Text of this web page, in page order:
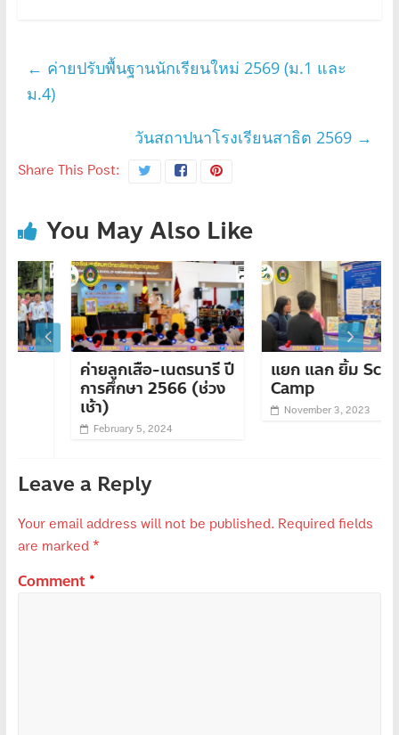
← ค่ายปรับพื้นฐานนักเรียนใหม่ 2569 (ม.1 และ
ม.4)
วันสถาปนาโรงเรียนสาธิต 2569 →
Share This Post:
You May Also Like
ค่ายลูกเสือ-เนตรนารี ปี
การศึกษา 2566 (ช่วง
February 5, 2024
แยก แลก ยิ้ม School
Camp
November 3, 2023
Leave a Reply
Your email address will not be published. Required fields
are marked *
Comment *